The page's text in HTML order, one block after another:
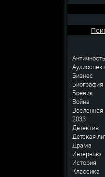
Античность
Бизнес
Биография
Боевик
Война
2033
Детектив
Детская
Драма
Интервью
История
Классика